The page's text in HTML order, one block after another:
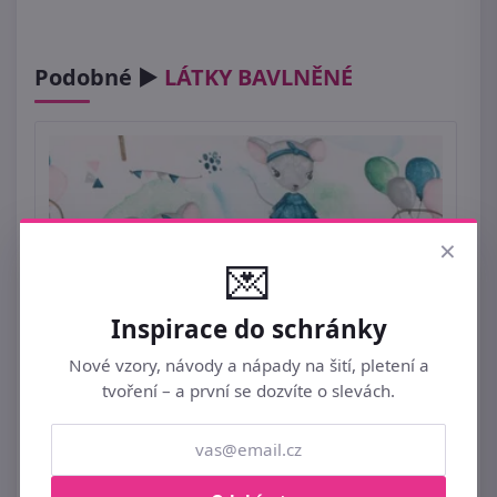
Podobné ► LÁTKY BAVLNĚNÉ
×
💌
Inspirace do schránky
Nové vzory, návody a nápady na šití, pletení a
tvoření – a první se dozvíte o slevách.